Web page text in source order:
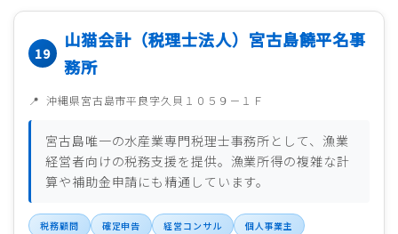
山猫会計（税理士法人）宮古島饒平名事
務所
沖縄県宮古島市平良字久貝１０５９－１Ｆ
宮古島唯一の水産業専門税理士事務所として、漁業
経営者向けの税務支援を提供。漁業所得の複雑な計
算や補助金申請にも精通しています。
税務顧問 確定申告 経営コンサル 個人事業主